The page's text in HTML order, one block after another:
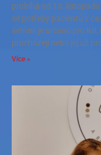
probíhá od 10.
se potřeby pacientů v
šetření je určeno pro
procházejí nebo jej už
Více »